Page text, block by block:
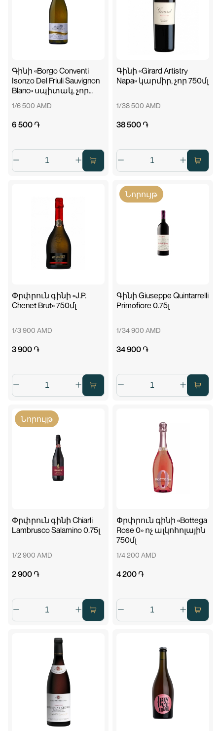
Գինի «Borgo Conventi
Isonzo Del Friuli Sauvignon
Blanc» սպիտակ, չոր
1/6 500 AMD
6 500 ֏
Գինի «Girard Artistry
Napa» կարմիր, չոր 750մլ
1/38 500 AMD
38 500 ֏
Փրփրուն գինի «J.P.
Chenet Brut» 750մլ
1/3 900 AMD
3 900 ֏
Նորույթ
Գինի Giuseppe Quintarrelli
Primofiore 0.75լ
1/34 900 AMD
34 900 ֏
Նորույթ
Փրփրուն գինի Chiarli
Lambrusco Salamino 0.75լ
1/2 900 AMD
2 900 ֏
Փրփրուն գինի «Bottega
Rose 0» ոչ ալկոհոլային
750մլ
1/4 200 AMD
4 200 ֏